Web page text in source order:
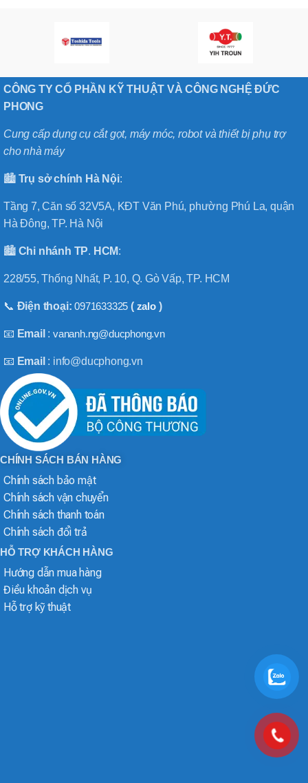
CÔNG TY CỔ PHẦN KỸ THUẬT VÀ CÔNG NGHỆ ĐỨC
PHONG
Cung cấp dụng cụ cắt gọt, máy móc, robot và thiết bị phụ trợ
cho nhà máy
🏙️ Trụ sở chính Hà Nội:
Tầng 7, Căn số 32V5A, KĐT Văn Phú, phường Phú La, quận
Hà Đông, TP. Hà Nội
🏙️ Chi nhánh TP. HCM:
228/55, Thống Nhất, P. 10, Q. Gò Vấp, TP. HCM
📞 Điện thoại:0971633325 ( zalo)
📧 Email :vananh.ng@ducphong.vn
📧 Email : info@ducphong.vn
CHÍNH SÁCH BÁN HÀNG
Chính sách bảo mật
Chính sách vận chuyển
Chính sách thanh toán
Chính sách đổi trả
HỖ TRỢ KHÁCH HÀNG
Hướng dẫn mua hàng
Điều khoản dịch vụ
Hỗ trợ kỹ thuật